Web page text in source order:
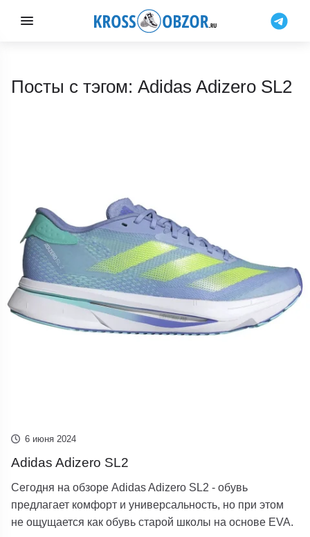
Посты с тэгом: Adidas Adizero SL2
6 июня 2024
Adidas Adizero SL2
Сегодня на обзоре Adidas Adizero SL2 - обувь
предлагает комфорт и универсальность, но при этом
не ощущается как обувь старой школы на основе EVA.